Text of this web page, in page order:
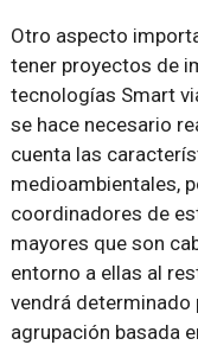
Otro aspecto
tener proyectos de
tecnologías Smart
se hace necesario
cuenta las
medioambientales,
coordinadores de
mayores que son
entorno a ellas al
vendrá determinado
agrupación basada